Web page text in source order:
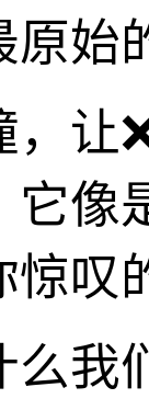
原始
让
它像
惊叹
我